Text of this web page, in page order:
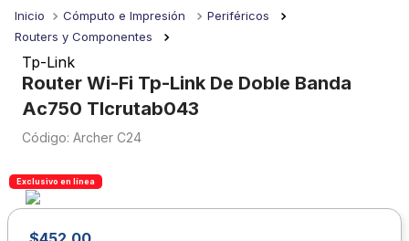
Cómputo e Impresión
Periféricos
Routers y Componentes
Tp-Link
Router Wi-Fi Tp-Link De Doble Banda
Ac750 Tlcrutab043
: Archer C24
Exclusivo en línea
1.
mochilas
2
libretas
3.
cuaderno
4.
cuadernos
colores
6.
boligrafo
7.
escritorio